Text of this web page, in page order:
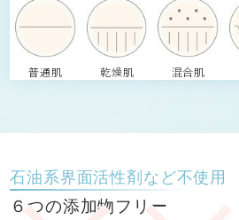
普通肌 乾燥肌 混合肌
石油系界面活性剤など不使用
６つの添加物フリー